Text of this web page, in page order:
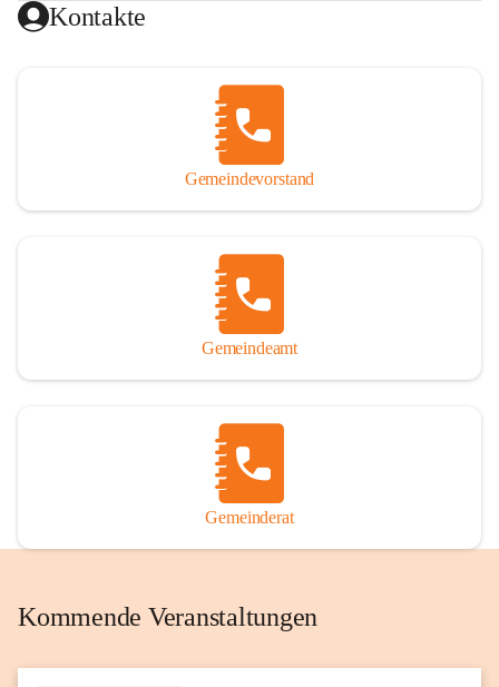
Kontakte
Gemeindevorstand
Gemeindeamt
Gemeinderat
Kommende Veranstaltungen